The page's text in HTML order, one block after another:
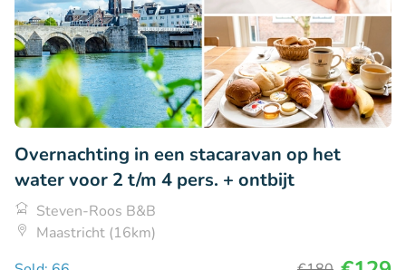
Overnachting in een stacaravan op het
water voor 2 t/m 4 pers. + ontbijt
Steven-Roos B&B
Maastricht (16km)